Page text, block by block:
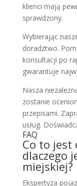
klienci mają
sprawdzony.
Wybierając
doradztwo.
konsultacji po
gwarantuje
Nasza
zostanie
przepisami.
usług.
FAQ
Co to jest
dlaczego
miejskiej?
Ekspertyza